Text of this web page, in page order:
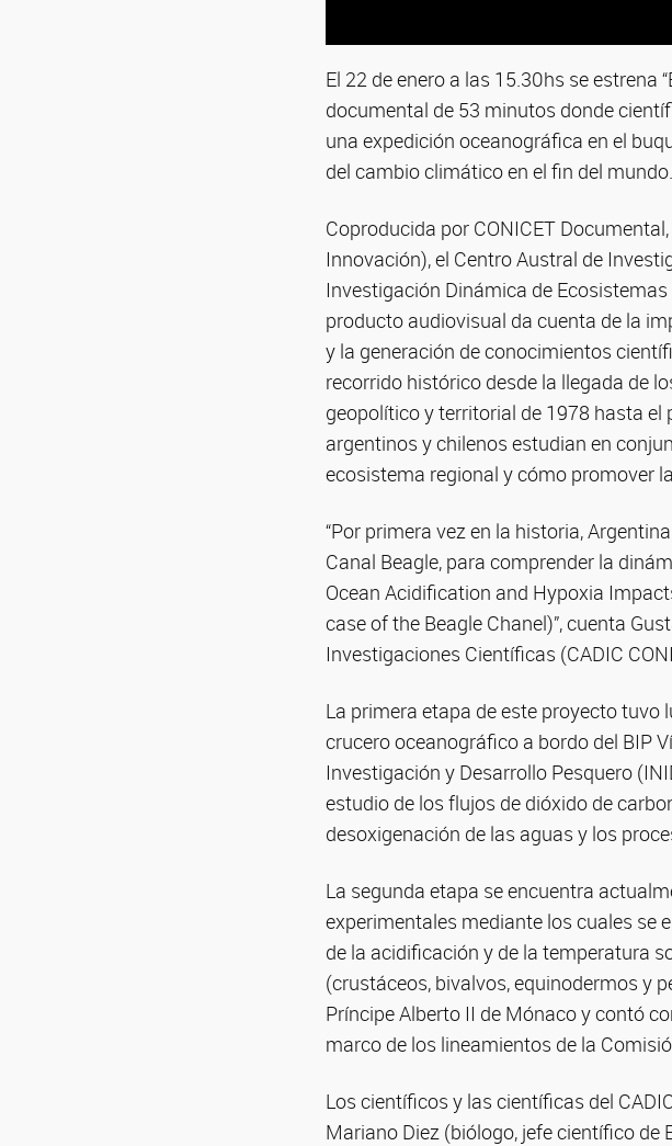
El 22 de enero a las 15.30hs se estrena
documental de 53 minutos donde
una expedición oceanográfica en el
del cambio climático en el fin del mundo.
Coproducida por CONICET
Innovación), el Centro Austral de
Investigación Dinámica de
producto audiovisual da cuenta de la
y la generación de conocimientos
recorrido histórico desde la llegada de
geopolítico y territorial de 1978 hasta
argentinos y chilenos estudian en
ecosistema regional y cómo promover
“Por primera vez en la historia,
Canal Beagle, para comprender la
Ocean Acidification and Hypoxia
case of the Beagle Chanel)”, cuenta
Investigaciones Científicas (CADIC
La primera etapa de este proyecto tuvo
crucero oceanográfico a bordo del BIP
Investigación y Desarrollo Pesquero
estudio de los flujos de dióxido de
desoxigenación de las aguas y los
La segunda etapa se encuentra
experimentales mediante los cuales se
de la acidificación y de la temperatura
(crustáceos, bivalvos, equinodermos y
Príncipe Alberto II de Mónaco y contó
marco de los lineamientos de la
Los científicos y las científicas del
Mariano Diez (biólogo, jefe científico